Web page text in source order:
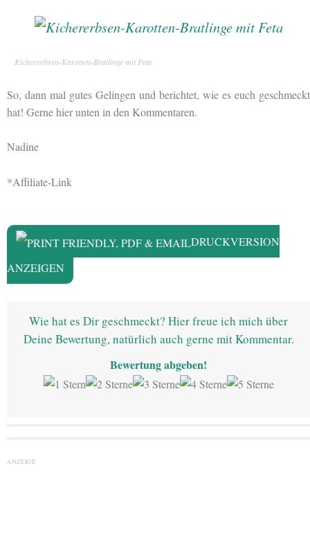
Kichererbsen-Karotten-Bratlinge mit Feta
So, dann mal gutes Gelingen und berichtet, wie es euch geschmeckt
hat! Gerne hier unten in den Kommentaren.
Nadine
*Affiliate-Link
DRUCKVERSION
ANZEIGEN
Wie hat es Dir geschmeckt? Hier freue ich mich über
Deine Bewertung, natürlich auch gerne mit Kommentar.
Bewertung abgeben!
ANZEIGE